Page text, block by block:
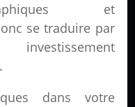
et
se traduire par
dans votre